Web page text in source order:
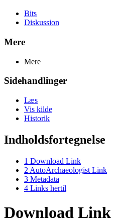
Bits
Diskussion
Mere
Mere
Sidehandlinger
Læs
Vis kilde
Historik
Indholdsfortegnelse
1 Download Link
2 AutoArchaeologist Link
3 Metadata
4 Links hertil
Download Link